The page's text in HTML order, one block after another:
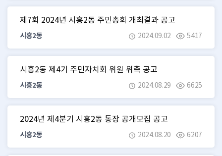
제7회 2024년 시흥2동 주민총회 개최결과 공고
시흥2동 2024.09.02 5417
시흥2동 제4기 주민자치회 위원 위촉 공고
시흥2동 2024.08.29 6625
2024년 제4분기 시흥2동 통장 공개모집 공고
시흥2동 2024.08.20 6207